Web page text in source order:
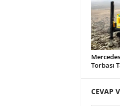
Torbası
CEVAP